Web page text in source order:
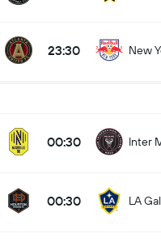
23:30 New
00:30 Inter
00:30 LA